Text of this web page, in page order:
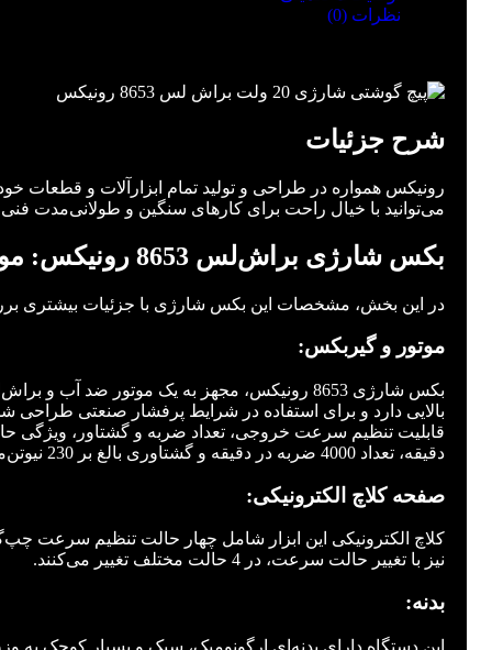
نظرات (0)
شرح جزئیات
می‌توانید با خیال راحت برای کارهای سنگین و طولانی‌مدت فنی
بکس شارژی براش‌لس 8653 رونیکس: موتور براش‌لس و ضد آب، مکانیزم توقف خودکار در هنگام باز کردن پیچ
در این بخش، مشخصات این بکس شارژی با جزئیات بیشتری
موتور و گیربکس:
بکس شارژی 8653 رونیکس، مجهز به یک
بالایی دارد و برای استفاده در شرایط پرفشار صنعتی طراحی
دقیقه، تعداد 4000 ضربه در دقیقه و گشتاوری بالغ بر 230 نیوتن‌‌متر کار می‌کند.
صفحه کلاچ الکترونیکی:
نیز با تغییر حالت سرعت، در 4 حالت مختلف تغییر می‌کنند.
بدنه: